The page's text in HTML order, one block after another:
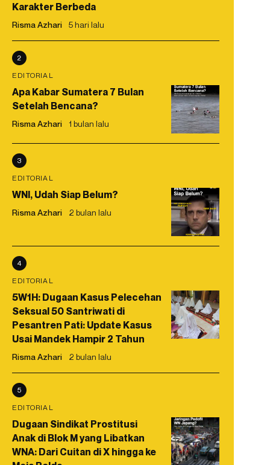
Karakter Berbeda
Risma Azhari 5 hari lalu
2
EDITORIAL
Apa Kabar Sumatera 7 Bulan
Setelah Bencana?
Risma Azhari 1 bulan lalu
3
EDITORIAL
WNI, Udah Siap Belum?
Risma Azhari 2 bulan lalu
4
EDITORIAL
5W1H: Dugaan Kasus Pelecehan
Seksual 50 Santriwati di
Pesantren Pati: Update Kasus
Usai Mandek Hampir 2 Tahun
Risma Azhari 2 bulan lalu
5
EDITORIAL
Dugaan Sindikat Prostitusi
Anak di Blok M yang Libatkan
WNA: Dari Cuitan di X hingga ke